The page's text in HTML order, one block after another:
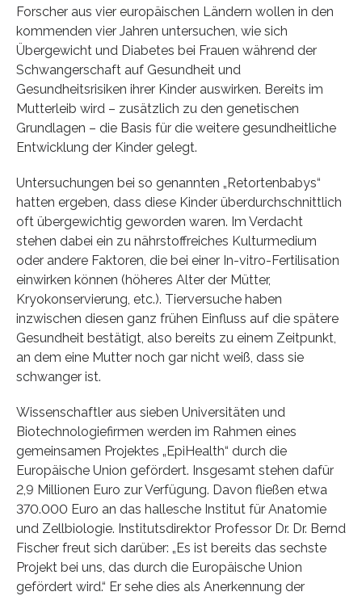
Forscher aus vier europäischen Ländern wollen in den
kommenden vier Jahren untersuchen, wie sich
Übergewicht und Diabetes bei Frauen während der
Schwangerschaft auf Gesundheit und
Gesundheitsrisiken ihrer Kinder auswirken. Bereits im
Mutterleib wird – zusätzlich zu den genetischen
Grundlagen – die Basis für die weitere gesundheitliche
Entwicklung der Kinder gelegt.
Untersuchungen bei so genannten „Retortenbabys“
hatten ergeben, dass diese Kinder überdurchschnittlich
oft übergewichtig geworden waren. Im Verdacht
stehen dabei ein zu nährstoffreiches Kulturmedium
oder andere Faktoren, die bei einer In-vitro-Fertilisation
einwirken können (höheres Alter der Mütter,
Kryokonservierung, etc.). Tierversuche haben
inzwischen diesen ganz frühen Einfluss auf die spätere
Gesundheit bestätigt, also bereits zu einem Zeitpunkt,
an dem eine Mutter noch gar nicht weiß, dass sie
schwanger ist.
Wissenschaftler aus sieben Universitäten und
Biotechnologiefirmen werden im Rahmen eines
gemeinsamen Projektes „EpiHealth“ durch die
Europäische Union gefördert. Insgesamt stehen dafür
2,9 Millionen Euro zur Verfügung. Davon fließen etwa
370.000 Euro an das hallesche Institut für Anatomie
und Zellbiologie. Institutsdirektor Professor Dr. Dr. Bernd
Fischer freut sich darüber: „Es ist bereits das sechste
Projekt bei uns, das durch die Europäische Union
gefördert wird.“ Er sehe dies als Anerkennung der